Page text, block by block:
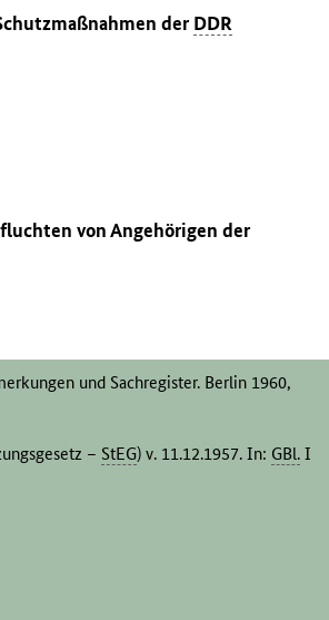
derDDR
von Angehörigen der
und Sachregister. Berlin 1960,
– StEG) v. 11.12.1957. In: GBl. I